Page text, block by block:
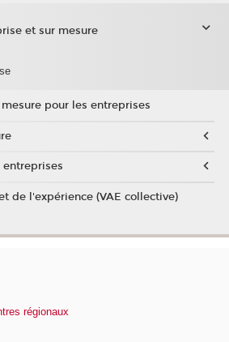
et sur mesure
pour les entreprises
entreprises
de l'expérience (VAE collective)
régionaux